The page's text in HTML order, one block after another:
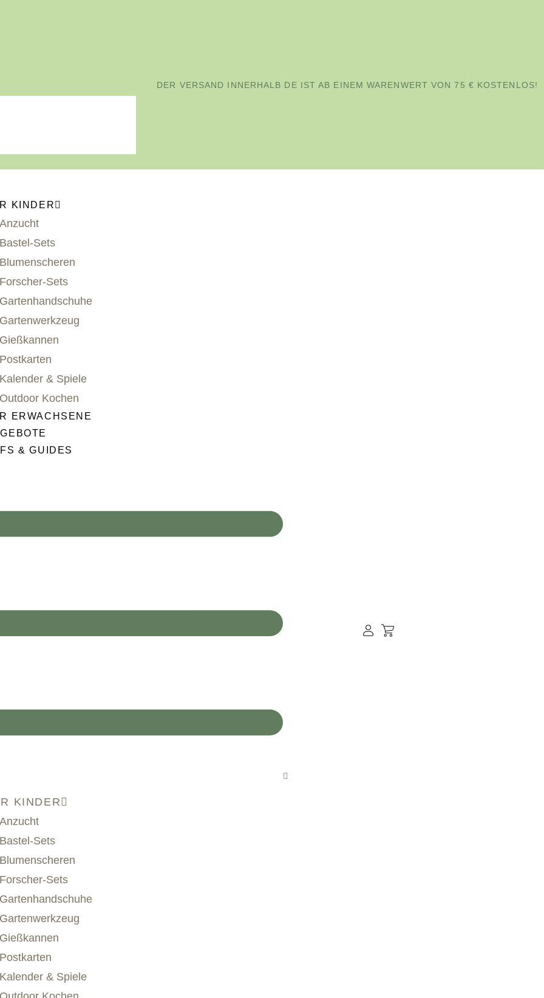
DER VERSAND INNERHALB DE IST AB EINEM WARENWERT VON 75 € KOSTENLOS!
KINDER
Anzucht
Bastel-Sets
Blumenscheren
Forscher-Sets
Gartenhandschuhe
Gartenwerkzeug
Gießkannen
Postkarten
Kalender & Spiele
Outdoor Kochen
ERWACHSENE
& GUIDES
KINDER
Anzucht
Bastel-Sets
Blumenscheren
Forscher-Sets
Gartenhandschuhe
Gartenwerkzeug
Gießkannen
Postkarten
Kalender & Spiele